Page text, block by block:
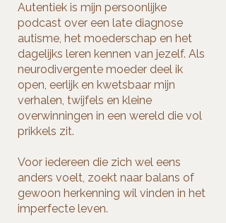
Autentiek is mijn persoonlijke
podcast over een late diagnose
autisme, het moederschap en het
dagelijks leren kennen van jezelf. Als
neurodivergente moeder deel ik
open, eerlijk en kwetsbaar mijn
verhalen, twijfels en kleine
overwinningen in een wereld die vol
prikkels zit.
Voor iedereen die zich wel eens
anders voelt, zoekt naar balans of
gewoon herkenning wil vinden in het
imperfecte leven.